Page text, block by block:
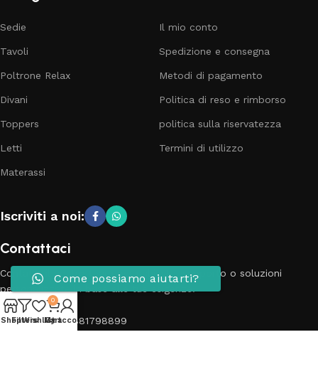
Sedie
Tavoli
Poltrone Relax
Divani
Toppers
Letti
Materassi
Il mio conto
Spedizione e consegna
Metodi di pagamento
Politica di reso e rimborso
politica sulla riservatezza
Termini di utilizzo
Iscriviti a noi:
Contattaci
Contatta il nostro team per richieste, supporto o soluzioni
personalizzate in base alle tue esigenze.
Telefono: 3881798899
ShopFilters
Wishlist
0
Cart
My account
Come possiamo aiutarti?